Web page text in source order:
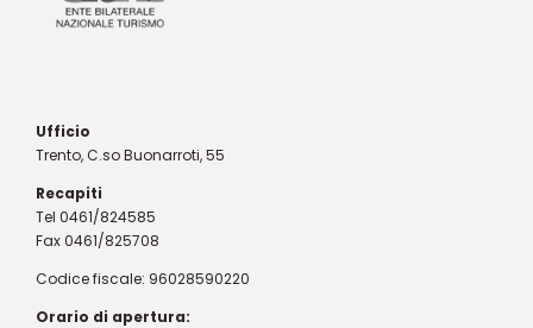
Ufficio
Trento, C.so Buonarroti, 55
Recapiti
Tel 0461/824585
Fax 0461/825708
Codice fiscale: 96028590220
Orario di apertura: